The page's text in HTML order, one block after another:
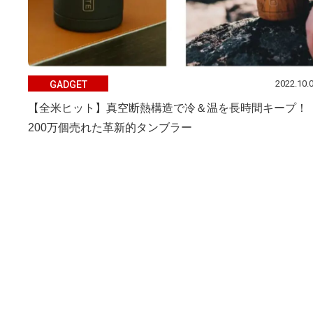
GADGET
【全米ヒット】真空断熱構造で冷＆温を長時間キープ！
200万個売れた革新的タンブラー